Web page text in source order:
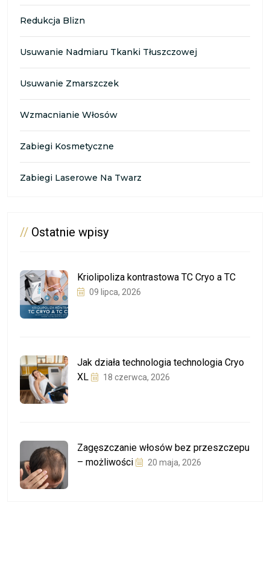
Redukcja Blizn
Usuwanie Nadmiaru Tkanki Tłuszczowej
Usuwanie Zmarszczek
Wzmacnianie Włosów
Zabiegi Kosmetyczne
Zabiegi Laserowe Na Twarz
// Ostatnie wpisy
Kriolipoliza kontrastowa TC Cryo a TC
09 lipca, 2026
Jak działa technologia technologia Cryo
XL
18 czerwca, 2026
Zagęszczanie włosów bez przeszczepu
– możliwości
20 maja, 2026